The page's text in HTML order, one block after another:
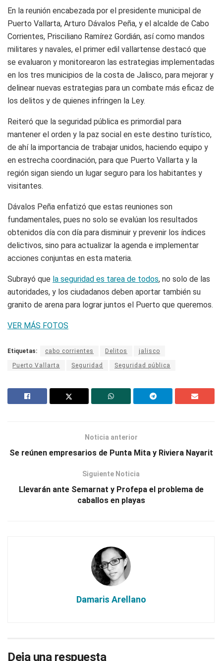
En la reunión encabezada por el presidente municipal de
Puerto Vallarta, Arturo Dávalos Peña, y el alcalde de Cabo
Corrientes, Prisciliano Ramírez Gordián, así como mandos
militares y navales, el primer edil vallartense destacó que
se evaluaron y monitorearon las estrategias implementadas
en los tres municipios de la costa de Jalisco, para mejorar y
delinear nuevas estrategias para un combate más eficaz de
los delitos y de quienes infringen la Ley.
Reiteró que la seguridad pública es primordial para
mantener el orden y la paz social en este destino turístico,
de ahí la importancia de trabajar unidos, haciendo equipo y
en estrecha coordinación, para que Puerto Vallarta y la
región sigan siendo un lugar seguro para los habitantes y
visitantes.
Dávalos Peña enfatizó que estas reuniones son
fundamentales, pues no solo se evalúan los resultados
obtenidos día con día para disminuir y prevenir los índices
delictivos, sino para actualizar la agenda e implementar
acciones conjuntas en esta materia.
Subrayó que la seguridad es tarea de todos, no solo de las
autoridades, y los ciudadanos deben aportar también su
granito de arena para lograr juntos el Puerto que queremos.
VER MÁS FOTOS
Etiquetas: cabo corrientes Delitos jalisco
Puerto Vallarta Seguridad Seguridad pública
Noticia anterior
Se reúnen empresarios de Punta Mita y Riviera Nayarit
Siguiente Noticia
Llevarán ante Semarnat y Profepa el problema de
caballos en playas
Damaris Arellano
Deja una respuesta